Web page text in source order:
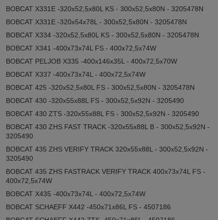
BOBCAT X331E -320x52,5x80L KS - 300x52,5x80N - 3205478N
BOBCAT X331E -320x54x78L - 300x52,5x80N - 3205478N
BOBCAT X334 -320x52,5x80L KS - 300x52,5x80N - 3205478N
BOBCAT X341 -400x73x74L FS - 400x72,5x74W
BOBCAT PELJOB X335 -400x146x35L - 400x72,5x70W
BOBCAT X337 -400x73x74L - 400x72,5x74W
BOBCAT 425 -320x52,5x80L FS - 300x52,5x80N - 3205478N
BOBCAT 430 -320x55x88L FS - 300x52,5x92N - 3205490
BOBCAT 430 ZTS -320x55x88L FS - 300x52,5x92N - 3205490
BOBCAT 430 ZHS FAST TRACK -320x55x88L B - 300x52,5x92N -
3205490
BOBCAT 435 ZHS VERIFY TRACK 320x55x88L - 300x52,5x92N -
3205490
BOBCAT 435 ZHS FASTRACK VERIFY TRACK 400x73x74L FS -
400x72,5x74W
BOBCAT X435 -400x73x74L - 400x72,5x74W
BOBCAT SCHAEFF X442 -450x71x86L FS - 4507186